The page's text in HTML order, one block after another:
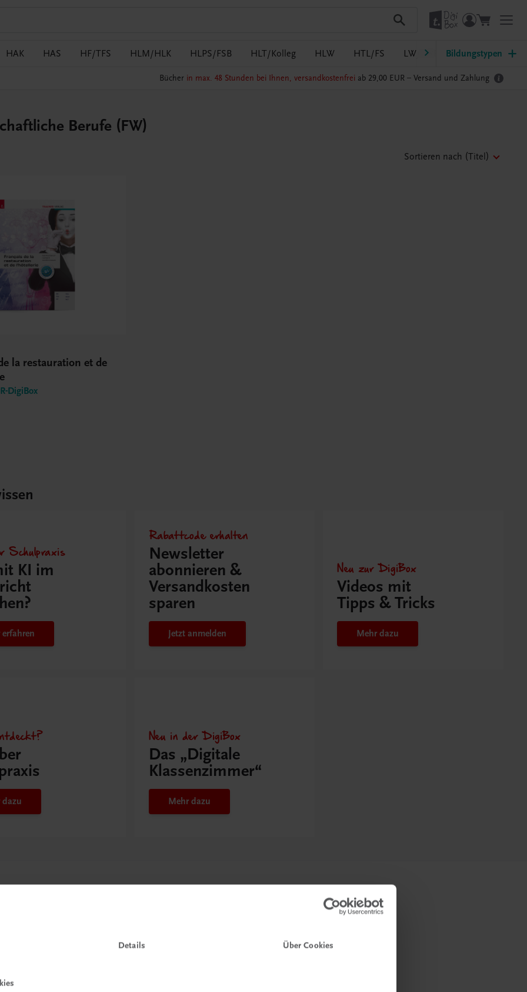
Details Über Cookies
HAK HAS HF/TFS HLM/HLK HLPS/FSB HLT/Kolleg HLW HTL/FS LW/LWBF MS/ASO
Bildungstypen
Bücher in max. 48 Stunden bei Ihnen, versandkostenfrei ab 29,00 EUR – Versand und Zahlung
Berufe (FW)
Sortieren nach (Titel)
la restauration et de
DigiBox
Schulpraxis
KI im
erfahren
Rabattcode erhalten
Newsletter
abonnieren &
Versandkosten
sparen
Jetzt anmelden
Neu zur DigiBox
Videos mit
Tipps & Tricks
Mehr dazu
dazu
Neu in der DigiBox
Das „Digitale
Klassenzimmer“
Mehr dazu